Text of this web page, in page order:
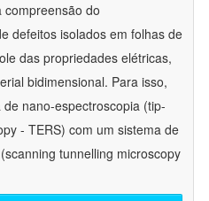
compreensão do
defeitos isolados em folhas de
das propriedades elétricas,
bidimensional. Para isso,
nano-espectroscopia (tip-
- TERS) com um sistema de
tunnelling microscopy